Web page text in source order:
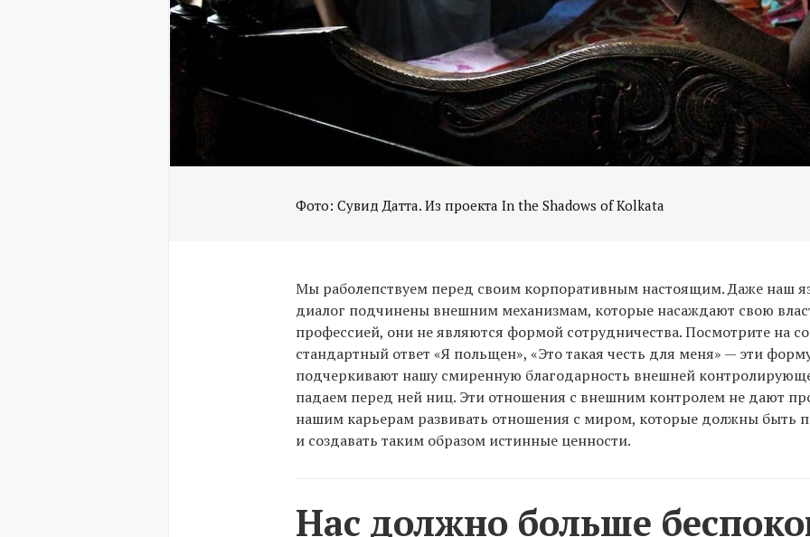
Фото: Сувид Датта. Из проекта In the Shadows of Kolkata
Мы раболепствуем перед своим корпоративным настоящим. Даже наш
диалог подчинены внешним механизмам, которые насаждают свою
профессией, они не являются формой сотрудничества. Посмотрите на
стандартный ответ «Я польщен», «Это такая честь для меня» — эти
подчеркивают нашу смиренную благодарность внешней
падаем перед ней ниц. Эти отношения с внешним контролем не дают
нашим карьерам развивать отношения с миром, которые должны быть
и создавать таким образом истинные ценности.
Нас должно больше